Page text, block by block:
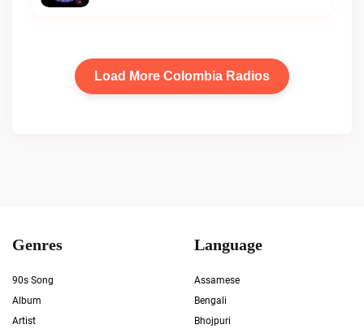
Load More Colombia Radios
Genres
90s Song
Album
Artist
Language
Assamese
Bengali
Bhojpuri